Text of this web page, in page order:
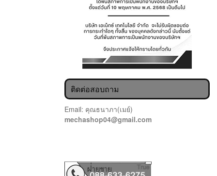
ติดต่อสอบถาม
Email: คุณธนาภา(เมย์)
mechashop04@gmail.com